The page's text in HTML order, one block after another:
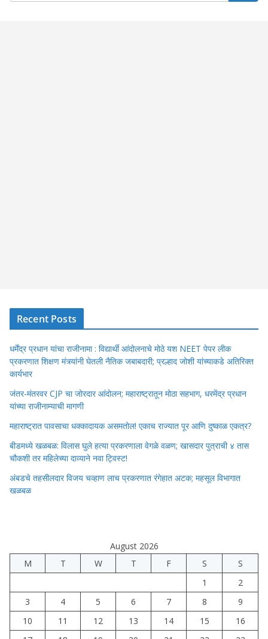
Recent Posts
धर्मेंद्र प्रधान यांचा राजीनामा : विद्यार्थी आंदोलनाचे मोठे यश NEET पेपर लीक
प्रकरणात शिक्षण मंत्र्यांनी घेतली नैतिक जबाबदारी; प्रल्हाद जोशी यांच्याकडे अतिरिक्त
कार्यभार
जंतर-मंतरवर CJP चा जोरदार आंदोलन; महाराष्ट्रातून मोठा सहभाग, धरमेंद्र प्रधान
यांच्या राजीनाम्याची मागणी
महाराष्ट्रात पावसाचा धक्कादायक असमतोल! एकाच राज्यात पूर आणि दुष्काळ एकत्र?
बीडमध्ये खळबळ: विलास घुले हत्या प्रकरणाला वेगळे वळण; खासदार पुत्राची ४ तास
चौकशी तर महिलेच्या दाव्याने नवा ट्विस्ट!
अंबडचे तहसीलदार विजय चव्हाण लाच प्रकरणात रंगेहात अटक; महसूल विभागात
खळबळ
August 2026
M
T W T F S
S
1
2
3
4 5 6 7 8
9
10
11 12 13 14 15
16